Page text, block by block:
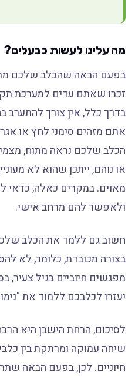
מה עלינו לעשות כבעלים?
בפעם הבאה שהכלב שלכם
זכרו שאתם עדים למערכת
בדרך כלל, אין צורך להתערב
אתם מזהים סימני לחץ או
הכלב שלכם נראה מתוח,
או נוהם, ייתכן שהוא לא
מאוים. במקרים כאלה, כדאי
ולאפשר להם מרחב אישי.
חשוב גם ללמד את הכלב
בצורה מכובדת, כלומר, לא
מפגשים חיוביים בגיל צעיר,
יעזרו לכלבכם ללמוד את
לסיכום, הרחת הישבן היא
שיחה עמוקה ומרתקת בין
חיוניים. לכן, בפעם הבאה